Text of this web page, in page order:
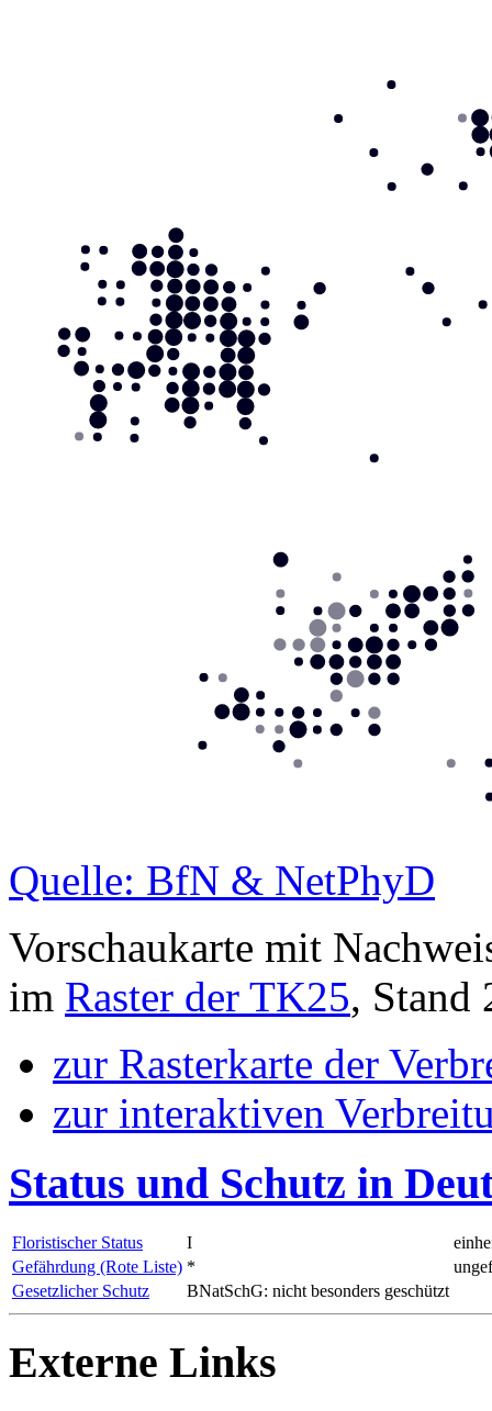
Quelle: BfN & NetPhyD
Vorschaukarte mit
im Raster der TK25, Stand
zur Rasterkarte der
zur interaktiven
Status und Schutz in
Floristischer Status I
Gefährdung (Rote Liste) *
Gesetzlicher Schutz
BNatSchG: nicht besonders geschützt
Externe Links